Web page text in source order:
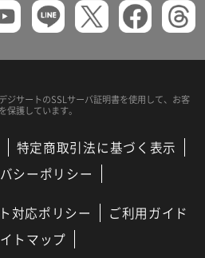
ジサートのSSLサーバ証明書を使用して、 お客
保護しています。
特定商取引法に基づく表示
シーポリシー
対応ポリシー
ご利用ガイド
トマップ